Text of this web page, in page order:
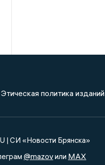
Этическая политика изданий
| СИ «Новости Брянска»
@mazovили MAX